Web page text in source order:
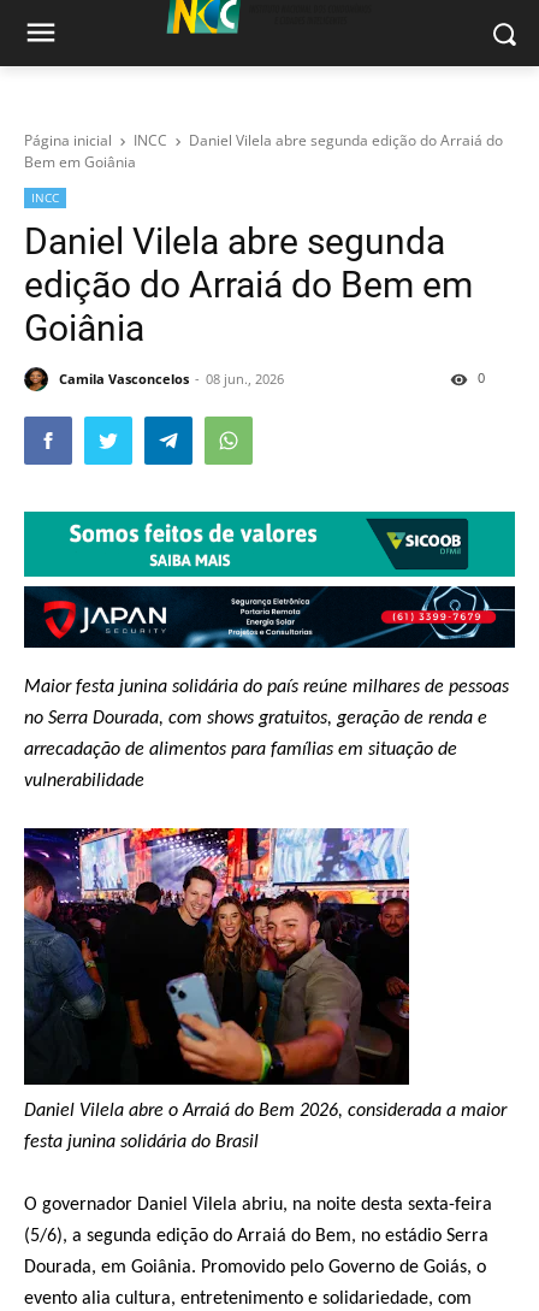
Página inicial INCC
Daniel Vilela abre segunda edição do Arraiá do
Bem em Goiânia
INCC
Daniel Vilela abre segunda
edição do Arraiá do Bem em
Goiânia
Camila Vasconcelos 08 jun., 2026 0
Maior festa junina solidária do país reúne milhares de pessoas
no Serra Dourada, com shows gratuitos, geração de renda e
arrecadação de alimentos para famílias em situação de
vulnerabilidade
Daniel Vilela abre o Arraiá do Bem 2026, considerada a maior
festa junina solidária do Brasil
O governador Daniel Vilela abriu, na noite desta sexta-feira
(5/6), a segunda edição do Arraiá do Bem, no estádio Serra
Dourada, em Goiânia. Promovido pelo Governo de Goiás, o
evento alia cultura, entretenimento e solidariedade, com